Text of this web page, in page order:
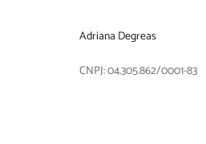
Adriana Degreas
CNPJ: 04.305.862/0001-83